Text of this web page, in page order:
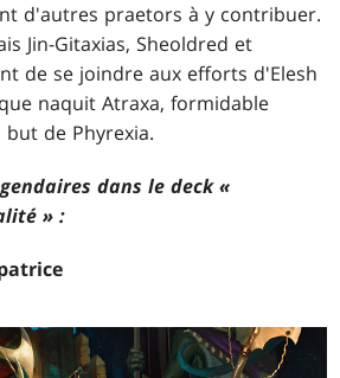
d'autres praetors à y contribuer.
Jin-Gitaxias, Sheoldred et
de se joindre aux efforts d'Elesh
naquit Atraxa, formidable
de Phyrexia.
dans le deck «
» :